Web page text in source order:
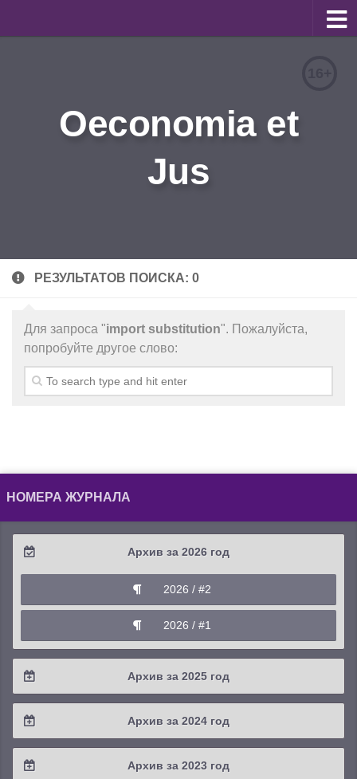
Для авторов
Архив
Oeconomia et
Jus
РЕЗУЛЬТАТОВ ПОИСКА: 0
Для запроса "import substitution". Пожалуйста,
попробуйте другое слово:
НОМЕРА ЖУРНАЛА
Архив за 2026 год
2026 / #2
2026 / #1
Архив за 2025 год
2025 / #4
2025 / #3
Архив за 2024 год
2024 / #4
Архив за 2023 год